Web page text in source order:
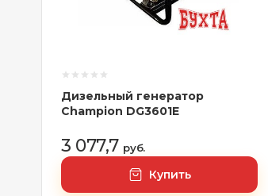
Дизельный генератор
Champion DG3601E
3 077,7 руб.
Купить